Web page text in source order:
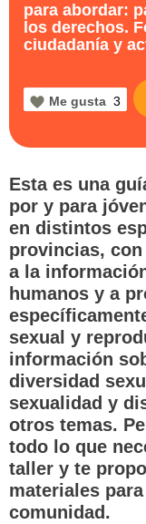
para abordar:
los derechos.
ciudadanía y
Me gusta 3
Esta es una
por y para
en distintos
provincias,
a la
humanos y a
sexual y
información
diversidad
sexualidad y
otros temas.
todo lo que
taller y te
materiales
comunidad.